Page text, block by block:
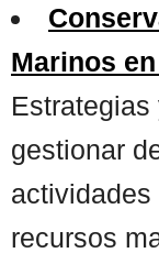
Marinos
gestionar
actividades
recursos